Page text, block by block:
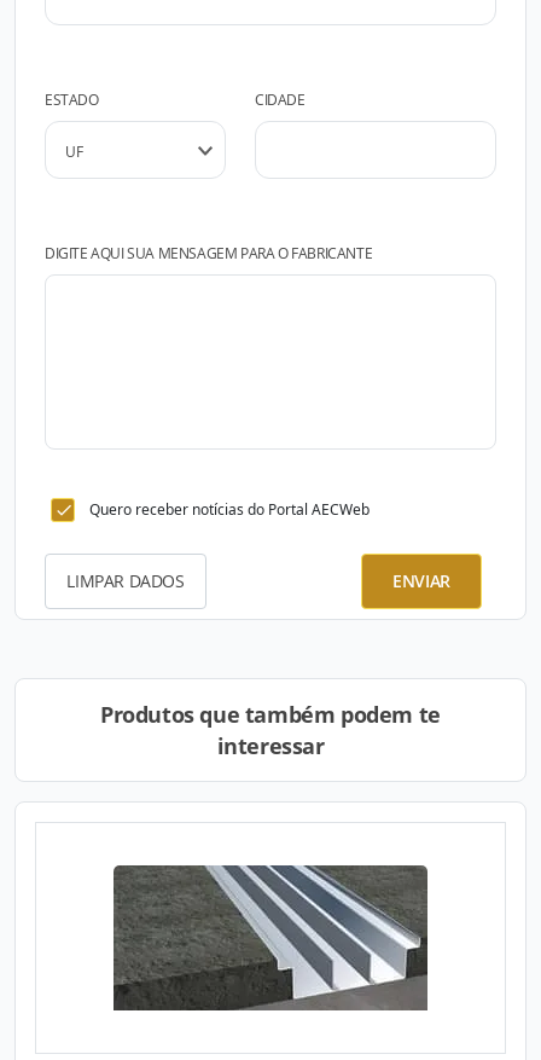
ESTADO CIDADE
DIGITE AQUI SUA MENSAGEM PARA O FABRICANTE
Quero receber notícias do Portal AECWeb
LIMPAR DADOS ENVIAR
Produtos que também podem te
interessar